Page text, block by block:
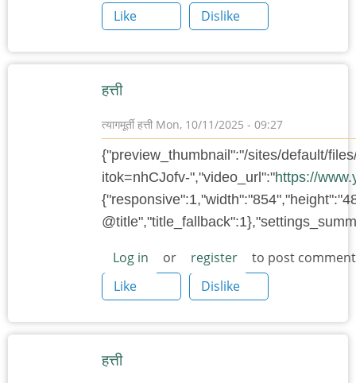
Like Dislike
हत्ती
त्यागमूर्ती हत्ती Mon, 10/11/2025 - 09:27
{"preview_thumbnail":"/sites/default/
itok=nhCJofv-","video_url":"https://
Log in or register
to post
Like
Dislike
हत्ती